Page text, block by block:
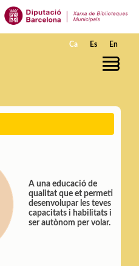
Ca Es En
A una educació de
qualitat que et permeti
desenvolupar les teves
capacitats i habilitats i
ser autònom per volar.